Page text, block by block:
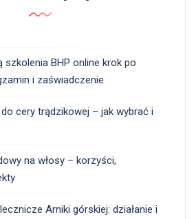
szkolenia BHP online krok po
i zaświadczenie
cery trądzikowej – jak wybrać i
na włosy – korzyści,
Arniki górskiej: działanie i